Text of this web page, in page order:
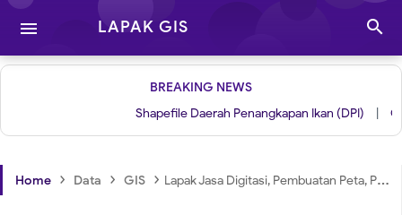
 LAPAK GIS 
BREAKING NEWS
Shapefile Daerah Penangkapan Ikan (DPI) | Grid
Home › Data › GIS › Lapak Jasa Digitasi, Pembuatan Peta, Penyediaan Data Spasial dan Citra Satelit